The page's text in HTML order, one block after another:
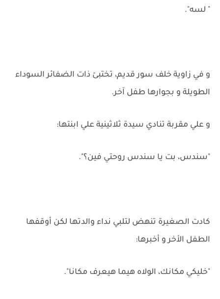
" لسه".
و في زاوية خلف سور قديم، تختبئ ذات الضفائر السوداء
الطويلة و بجوارها طفل آخر.
و علي مقربة تنادي سيدة ثلاثينية علي ابنتها:
"سندس، بت يا سندس روحتي فين؟".
كادت الصغيرة تنهض لتلبي نداء والدتها لكن أوقفها
الطفل الأخر و أخبرها:
"خليكي مكانك، الولاه هيما هيعرف مكانا".